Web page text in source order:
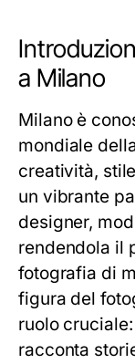
a Milano
Milano è
mondiale
creatività,
un vibrante
designer,
rendendola il
fotografia di
figura del
ruolo
racconta